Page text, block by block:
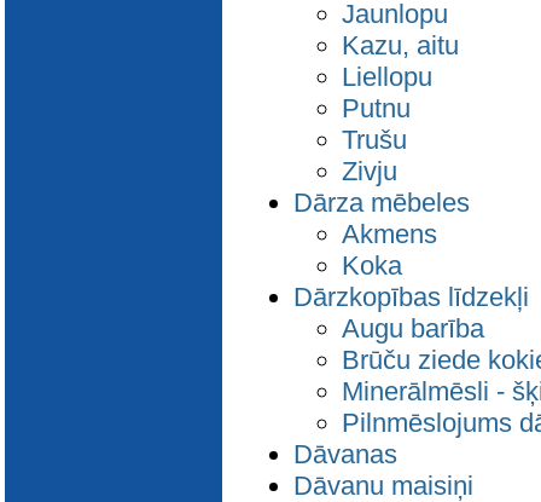
Jaunlopu
Kazu, aitu
Liellopu
Putnu
Trušu
Zivju
Dārza mēbeles
Akmens
Koka
Dārzkopības līdzekļi
Augu barība
Brūču ziede
Minerālmēsli -
Pilnmēslojums
Dāvanas
Dāvanu maisiņi